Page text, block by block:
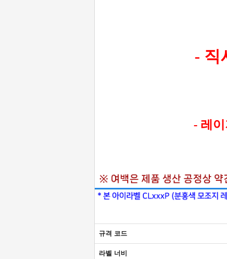
- 직
- 레
규격 코드
라벨 너비